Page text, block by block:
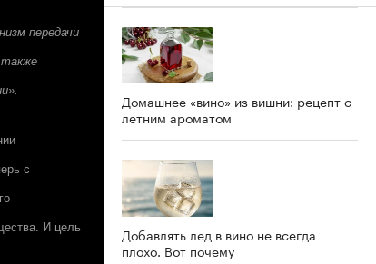
передачи
также
с
И цель
Домашнее «вино» из вишни: рецепт с
летним ароматом
Добавлять лед в вино не всегда
плохо. Вот почему